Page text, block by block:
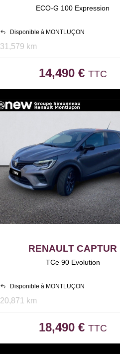
ECO-G 100 Expression
Disponible à MONTLUÇON
31,579 km
14,490 € TTC
RENAULT CAPTUR
TCe 90 Evolution
Disponible à MONTLUÇON
20,871 km
18,490 € TTC